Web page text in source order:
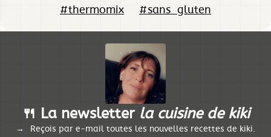
#thermomix #sans_gluten
🍴 La newsletter la cuisine de kiki
Reçois par e-mail toutes les nouvelles recettes de kiki.